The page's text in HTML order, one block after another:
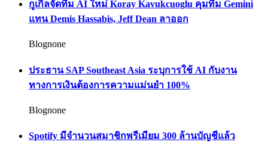
กูเกิลจัดทีม AI ใหม่ Koray Kavukcuoglu คุมทีม Gemini
แทน Demis Hassabis, Jeff Dean ลาออก
Blognone
ประธาน SAP Southeast Asia ระบุการใช้ AI กับงาน
ทางการเงินต้องการความแม่นยำ 100%
Blognone
Spotify มีจำนวนสมาชิกพรีเมียม 300 ล้านบัญชีแล้ว